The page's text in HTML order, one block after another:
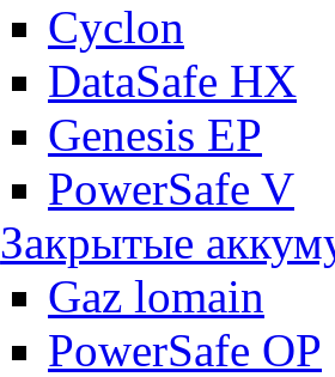
Cyclon
DataSafe HX
Genesis EP
PowerSafe V
Закрытые
Gaz lomain
PowerSafe OP